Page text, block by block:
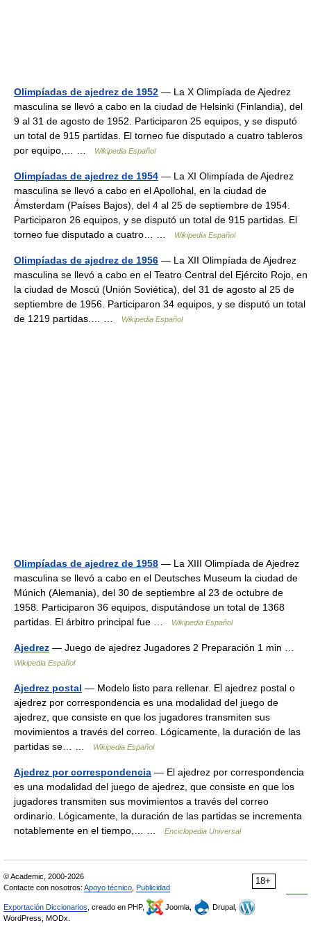
Olimpíadas de ajedrez de 1952 — La X Olimpíada de Ajedrez
masculina se llevó a cabo en la ciudad de Helsinki (Finlandia), del
9 al 31 de agosto de 1952. Participaron 25 equipos, y se disputó
un total de 915 partidas. El torneo fue disputado a cuatro tableros
por equipo,… …
Wikipedia Español
Olimpíadas de ajedrez de 1954 — La XI Olimpíada de Ajedrez
masculina se llevó a cabo en el Apollohal, en la ciudad de
Ámsterdam (Países Bajos), del 4 al 25 de septiembre de 1954.
Participaron 26 equipos, y se disputó un total de 915 partidas. El
torneo fue disputado a cuatro… …
Wikipedia Español
Olimpíadas de ajedrez de 1956 — La XII Olimpíada de Ajedrez
masculina se llevó a cabo en el Teatro Central del Ejército Rojo, en
la ciudad de Moscú (Unión Soviética), del 31 de agosto al 25 de
septiembre de 1956. Participaron 34 equipos, y se disputó un total
de 1219 partidas.… …
Wikipedia Español
Olimpíadas de ajedrez de 1958 — La XIII Olimpíada de Ajedrez
masculina se llevó a cabo en el Deutsches Museum la ciudad de
Múnich (Alemania), del 30 de septiembre al 23 de octubre de
1958. Participaron 36 equipos, disputándose un total de 1368
partidas. El árbitro principal fue …
Wikipedia Español
Ajedrez — Juego de ajedrez Jugadores 2 Preparación 1 min …
Wikipedia Español
Ajedrez postal — Modelo listo para rellenar. El ajedrez postal o
ajedrez por correspondencia es una modalidad del juego de
ajedrez, que consiste en que los jugadores transmiten sus
movimientos a través del correo. Lógicamente, la duración de las
partidas se… …
Wikipedia Español
Ajedrez por correspondencia — El ajedrez por correspondencia
es una modalidad del juego de ajedrez, que consiste en que los
jugadores transmiten sus movimientos a través del correo
ordinario. Lógicamente, la duración de las partidas se incrementa
notablemente en el tiempo,… …
Enciclopedia Universal
18+
© Academic, 2000-2026
Contacte con nosotros: Apoyo técnico Publicidad
Exportación Diccionarios , creado en PHP, Joomla,
Drupal,
WordPress, MODx.